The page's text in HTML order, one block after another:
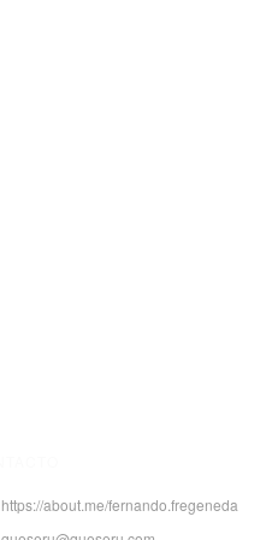
https://about.me/fernando.fregeneda